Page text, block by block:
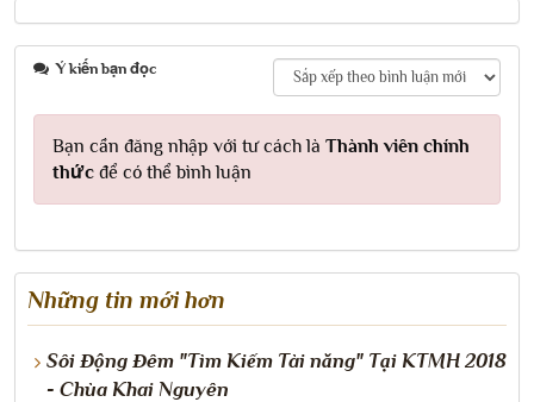
Ý kiến bạn đọc
Bạn cần đăng nhập với tư cách là Thành viên chính
thức để có thể bình luận
Những tin mới hơn
Sôi Động Đêm "Tìm Kiếm Tài năng" Tại KTMH 2018
- Chùa Khai Nguyên